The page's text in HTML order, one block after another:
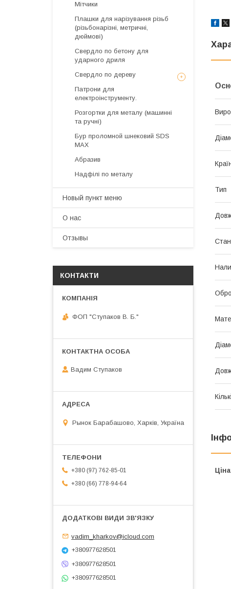
Тип
Стан
Мітчики
Плашки для нарізування різьб
(різьбонарізні, метричні,
дюймові)
Свердло по бетону для
ударного дриля
Свердло по дереву
Патрони для
електроінструменту.
Розгортки для металу (машинні
та ручні)
Бур проломной шнековий SDS
MAX
Абразив
Надфілі по металу
Новый пункт меню
О нас
Отзывы
КОНТАКТИ
ФОП "Ступаков В. Б."
Вадим Ступаков
Рынок Барабашово, Харків, Україна
+380 (97) 762-85-01
+380 (66) 778-94-64
vadim_kharkov@icloud.com
+380977628501
+380977628501
+380977628501